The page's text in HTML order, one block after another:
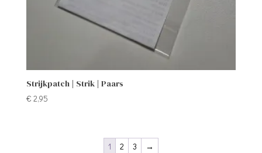
Strijkpatch | Strik | Paars
€ 2,95
1 2 3 →